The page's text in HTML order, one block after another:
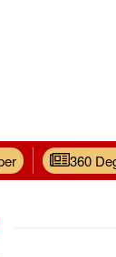
360